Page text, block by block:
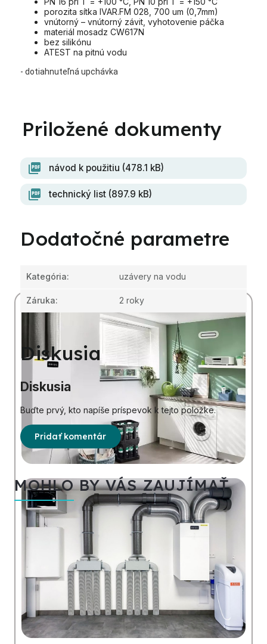
porozita sítka IVAR.FM 028, 700 um (0,7mm)
vnútorný – vnútorný závit, vyhotovenie páčka
materiál mosadz CW617N
bez silikónu
ATEST na pitnú vodu
- dotiahnuteľná upchávka
návod k použitiu (478.1 kB)
technický list (897.9 kB)
Dodatočné parametre
Kategória: uzávery na vodu
Záruka: 2 roky
Diskusia
Diskusia
Buďte prvý, kto napíše príspevok k tejto položke.
Pridať komentár
MOHLO BY VÁS ZAUJÍMAŤ